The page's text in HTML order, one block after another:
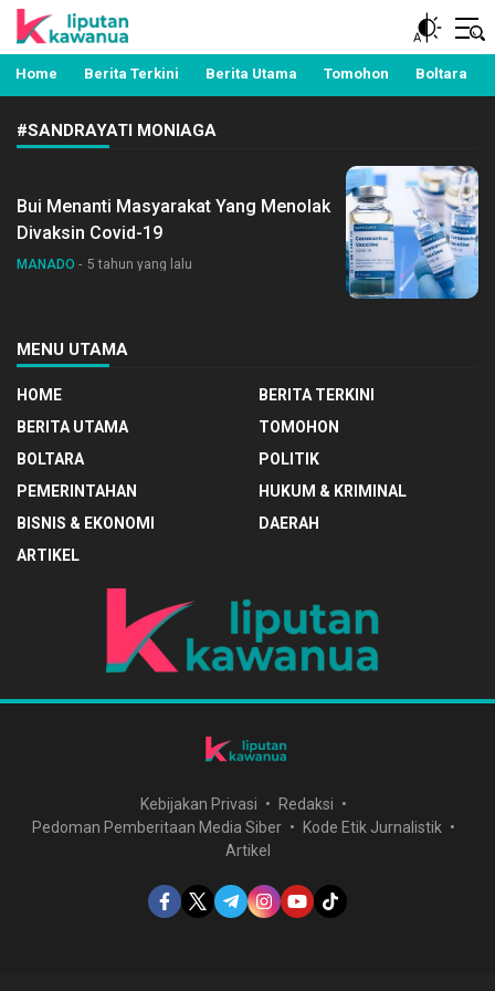
Liputan Kawanua
Berita Manado, Sulawesi Utara, Kawanua, Politik,
Pemerintahan, Hukum Kriminal dan Nasional
Home Berita Terkini Berita Utama Tomohon Boltara
#SANDRAYATI MONIAGA
Bui Menanti Masyarakat Yang Menolak
Divaksin Covid-19
MANADO 5 tahun yang lalu
MENU UTAMA
HOME
BERITA TERKINI
BERITA UTAMA
TOMOHON
BOLTARA
POLITIK
PEMERINTAHAN
HUKUM & KRIMINAL
BISNIS & EKONOMI
DAERAH
ARTIKEL
Kebijakan Privasi
Redaksi
Pedoman Pemberitaan Media Siber
Kode Etik Jurnalistik
Artikel